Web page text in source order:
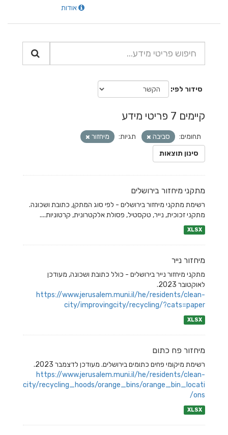
אודות
סידור לפי
קיימים 7 פריטי מידע
תחומים: סביבה תגיות:
מיחזור
סינון תוצאות
מתקני מיחזור בירושלים
רשימת מתקני מיחזור בירושלים - לפי סוג המתקן, כתובת ושכונה.
מתקני זכוכית, נייר, טקסטיל, פסולת אלקטרונית, קרטוניות....
XLSX
מיחזור נייר
מתקני מיחזור נייר בירושלים - כולל כתובת ושכונה, מעודכן
לאוקטובר 2023.
https://www.jerusalem.muni.il/he/residents/clean-
city/improvingcity/recycling/?cats=paper
XLSX
מיחזור פח כתום
רשימת מיקומי פחים כתומים בירושלים. מעודכן לדצמבר 2023.
https://www.jerusalem.muni.il/he/residents/clean-
city/recycling_hoods/orange_bins/orange_bin_locati
ons/
XLSX